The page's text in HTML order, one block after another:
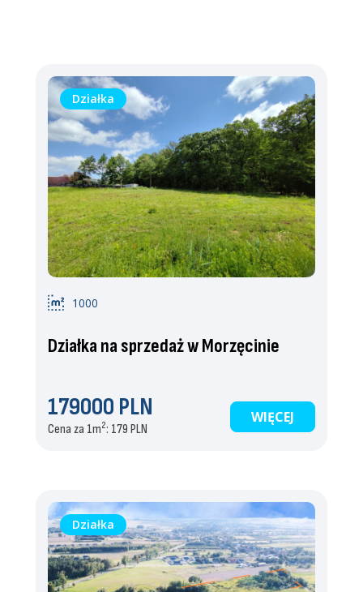
Działka
1000
Działka na sprzedaż w Morzęcinie
179000 PLN
Cena za 1m2: 179 PLN
WIĘCEJ
Działka